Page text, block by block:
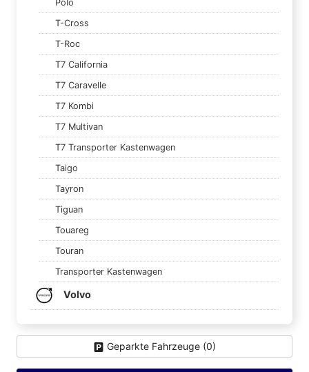
Polo
T-Cross
T-Roc
T7 California
T7 Caravelle
T7 Kombi
T7 Multivan
T7 Transporter Kastenwagen
Taigo
Tayron
Tiguan
Touareg
Touran
Transporter Kastenwagen
Volvo
Geparkte Fahrzeuge (0)